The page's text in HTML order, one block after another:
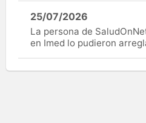
25/07/2026
La persona de
en Imed lo pudieron